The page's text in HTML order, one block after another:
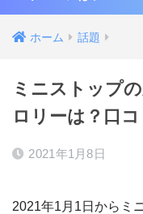
ホーム 話題
ミニストップ
ロリーは？口コ
2021年1月8日
2021年1月1日からミ